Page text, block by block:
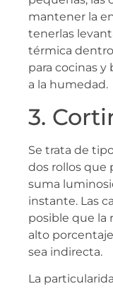
mantener la
tenerlas
térmica dentro
para cocinas
a la humedad.
3.
Se trata de
dos rollos que
suma
instante. Las
posible que la
alto
sea indirecta.
La